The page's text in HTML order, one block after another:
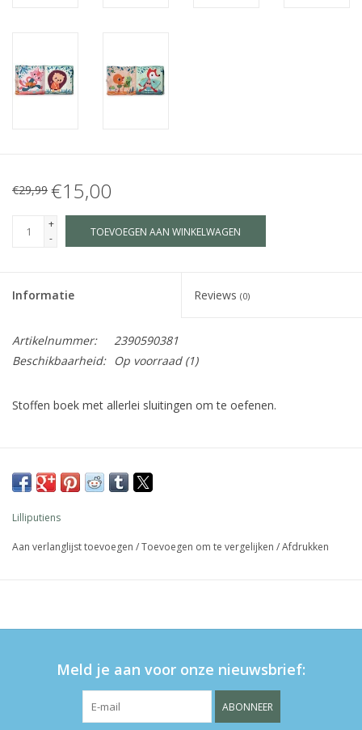
€29,99 €15,00
+
-
TOEVOEGEN AAN WINKELWAGEN
Informatie Reviews (0)
Artikelnummer:
2390590381
Beschikbaarheid:
Op voorraad(1)
Stoffen boek met allerlei sluitingen om te oefenen.
Lilliputiens
Aan verlanglijst toevoegen /Toevoegen om te vergelijken /Afdrukken
Meld je aan voor onze nieuwsbrief:
ABONNEER